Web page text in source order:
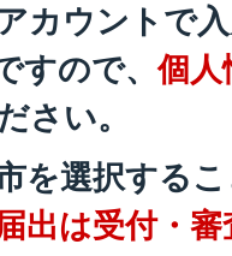
カウントで
すので、個人
さい。
を選択する
出は受付・